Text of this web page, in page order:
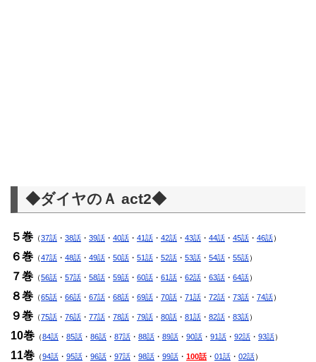
◆ダイヤのＡ act2◆
５巻 （37話 ・ 38話 ・ 39話 ・ 40話 ・ 41話 ・ 42話 ・ 43話 ・ 44話 ・ 45話 ・ 46話）
６巻 （47話 ・ 48話 ・ 49話 ・ 50話 ・ 51話 ・ 52話 ・ 53話 ・ 54話 ・ 55話）
７巻 （56話 ・ 57話 ・ 58話 ・ 59話 ・ 60話 ・ 61話 ・ 62話 ・ 63話 ・ 64話）
８巻 （65話 ・ 66話 ・ 67話 ・ 68話 ・ 69話 ・ 70話 ・ 71話 ・ 72話 ・ 73話 ・ 74話）
９巻 （75話 ・ 76話 ・ 77話 ・ 78話 ・ 79話 ・ 80話 ・ 81話 ・ 82話 ・ 83話）
10巻 （84話 ・ 85話 ・ 86話 ・ 87話 ・ 88話 ・ 89話 ・ 90話 ・ 91話 ・ 92話 ・ 93話）
11巻 （94話 ・ 95話 ・ 96話 ・ 97話 ・ 98話 ・ 99話 ・ 100話 ・ 01話 ・ 02話）